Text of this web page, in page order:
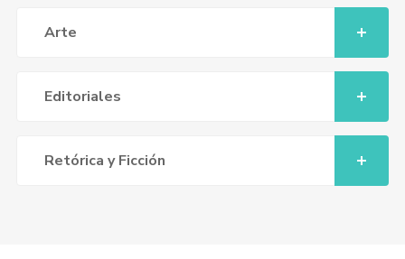
Arte
Editoriales
Retórica y Ficción